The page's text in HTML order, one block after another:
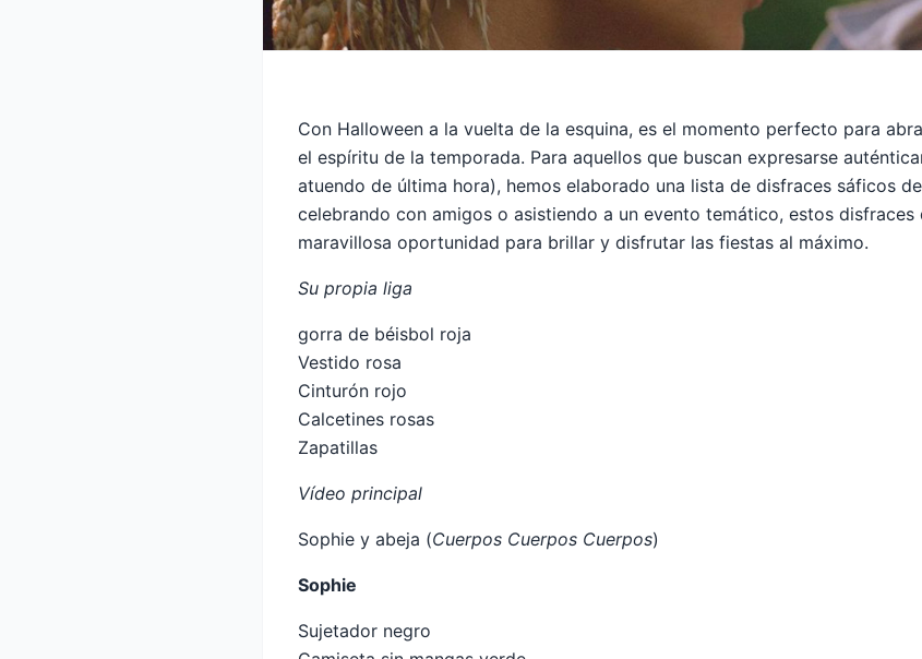
Con Halloween a la vuelta de la esquina, es el momento perfecto para
el espíritu de la temporada. Para aquellos que buscan expresarse
atuendo de última hora), hemos elaborado una lista de disfraces sáficos
celebrando con amigos o asistiendo a un evento temático, estos disfraces
maravillosa oportunidad para brillar y disfrutar las fiestas al máximo.
Su propia liga
gorra de béisbol roja
Vestido rosa
Cinturón rojo
Calcetines rosas
Zapatillas
Vídeo principal
Sophie y abeja (Cuerpos Cuerpos Cuerpos)
Sophie
Sujetador negro